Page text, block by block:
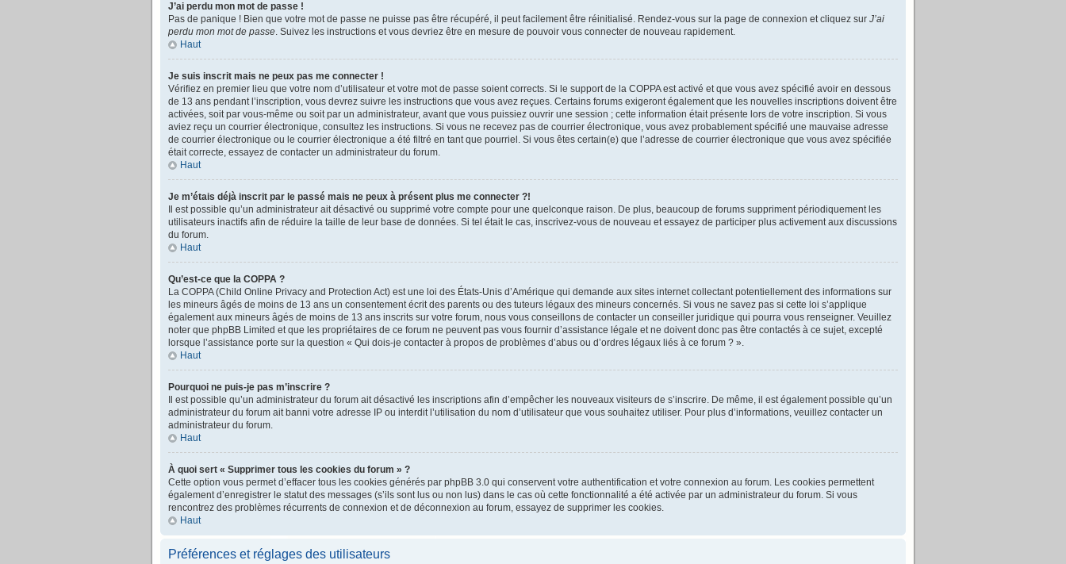
J’ai perdu mon mot de passe !
Pas de panique ! Bien que votre mot de passe ne puisse pas être récupéré, il peut facilement être réinitialisé. Rendez-vous sur la page de connexion et cliquez sur J’ai
perdu mon mot de passe. Suivez les instructions et vous devriez être en mesure de pouvoir vous connecter de nouveau rapidement.
Haut
Je suis inscrit mais ne peux pas me connecter !
Vérifiez en premier lieu que votre nom d’utilisateur et votre mot de passe soient corrects. Si le support de la COPPA est activé et que vous avez spécifié avoir en dessous
de 13 ans pendant l’inscription, vous devrez suivre les instructions que vous avez reçues. Certains forums exigeront également que les nouvelles inscriptions doivent être
activées, soit par vous-même ou soit par un administrateur, avant que vous puissiez ouvrir une session ; cette information était présente lors de votre inscription. Si vous
aviez reçu un courrier électronique, consultez les instructions. Si vous ne recevez pas de courrier électronique, vous avez probablement spécifié une mauvaise adresse
de courrier électronique ou le courrier électronique a été filtré en tant que pourriel. Si vous êtes certain(e) que l’adresse de courrier électronique que vous avez spécifiée
était correcte, essayez de contacter un administrateur du forum.
Haut
Je m’étais déjà inscrit par le passé mais ne peux à présent plus me connecter ?!
Il est possible qu’un administrateur ait désactivé ou supprimé votre compte pour une quelconque raison. De plus, beaucoup de forums suppriment périodiquement les
utilisateurs inactifs afin de réduire la taille de leur base de données. Si tel était le cas, inscrivez-vous de nouveau et essayez de participer plus activement aux discussions
du forum.
Haut
Qu’est-ce que la COPPA ?
La COPPA (Child Online Privacy and Protection Act) est une loi des États-Unis d’Amérique qui demande aux sites internet collectant potentiellement des informations sur
les mineurs âgés de moins de 13 ans un consentement écrit des parents ou des tuteurs légaux des mineurs concernés. Si vous ne savez pas si cette loi s’applique
également aux mineurs âgés de moins de 13 ans inscrits sur votre forum, nous vous conseillons de contacter un conseiller juridique qui pourra vous renseigner. Veuillez
noter que phpBB Limited et que les propriétaires de ce forum ne peuvent pas vous fournir d’assistance légale et ne doivent donc pas être contactés à ce sujet, excepté
lorsque l’assistance porte sur la question « Qui dois-je contacter à propos de problèmes d’abus ou d’ordres légaux liés à ce forum ? ».
Haut
Pourquoi ne puis-je pas m’inscrire ?
Il est possible qu’un administrateur du forum ait désactivé les inscriptions afin d’empêcher les nouveaux visiteurs de s’inscrire. De même, il est également possible qu’un
administrateur du forum ait banni votre adresse IP ou interdit l’utilisation du nom d’utilisateur que vous souhaitez utiliser. Pour plus d’informations, veuillez contacter un
administrateur du forum.
Haut
À quoi sert « Supprimer tous les cookies du forum » ?
Cette option vous permet d’effacer tous les cookies générés par phpBB 3.0 qui conservent votre authentification et votre connexion au forum. Les cookies permettent
également d’enregistrer le statut des messages (s’ils sont lus ou non lus) dans le cas où cette fonctionnalité a été activée par un administrateur du forum. Si vous
rencontrez des problèmes récurrents de connexion et de déconnexion au forum, essayez de supprimer les cookies.
Haut
Préférences et réglages des utilisateurs